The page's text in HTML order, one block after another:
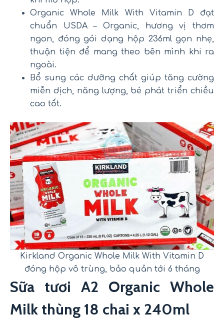
Organic Whole Milk With Vitamin D đạt
chuẩn USDA – Organic, hương vị thơm
ngon, đóng gói dạng hộp 236ml gọn nhẹ,
thuận tiện để mang theo bên mình khi ra
ngoài.
Bổ sung các dưỡng chất giúp tăng cường
miễn dịch, năng lượng, bé phát triển chiều
cao tốt.
Kirkland Organic Whole Milk With Vitamin D
đóng hộp vô trùng, bảo quản tới 6 tháng
Sữa tươi A2 Organic Whole
Milk thùng 18 chai x 240ml